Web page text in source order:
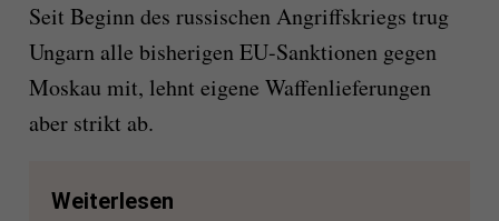
Seit Beginn des russischen Angriffskriegs trug
Ungarn alle bisherigen EU-Sanktionen gegen
Moskau mit, lehnt eigene Waffenlieferungen
aber strikt ab.
Weiterlesen